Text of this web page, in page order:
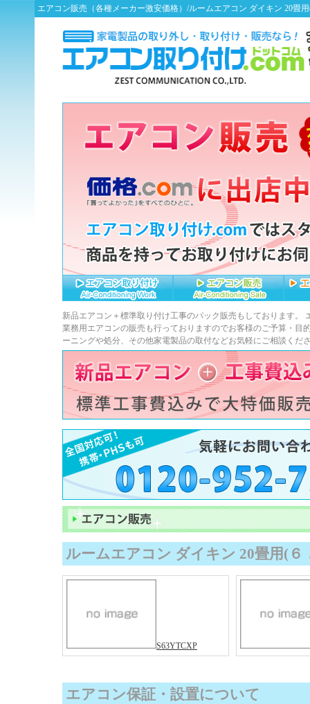
エアコン販売（各種メーカー激安価格）/ルームエアコン ダイキン 20畳
新品エアコン＋標準取り付け工事のパック販売もしております。
業務用エアコンの販売も行っておりますのでお客様のご予算・
ーニングや処分、その他家電製品の取付などお気軽にご相談くだ
ルームエアコン ダイキン 20畳用(６
S63YTCXP
エアコン保証・設置について